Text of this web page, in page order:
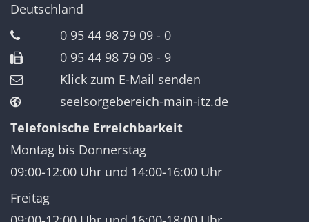
Deutschland
0 95 44 98 79 09 - 0
0 95 44 98 79 09 - 9
Klick zum E-Mail senden
seelsorgebereich-main-itz.de
Telefonische Erreichbarkeit
Montag bis Donnerstag
09:00-12:00 Uhr und 14:00-16:00 Uhr
Freitag